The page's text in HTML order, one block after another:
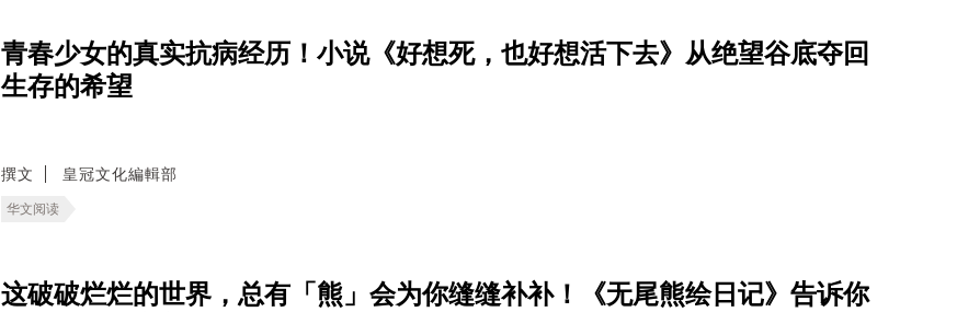
青春少女的真实抗病经历！小说《好想死，也好想活下去》从绝望谷底夺回
生存的希望
撰文 皇冠文化編輯部
华文阅读
这破破烂烂的世界，总有「熊」会为你缝缝补补！《无尾熊绘日记》告诉你